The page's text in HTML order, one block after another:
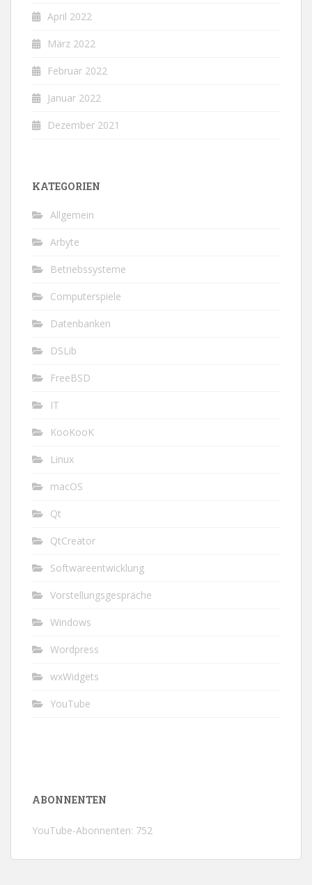
April 2022
März 2022
Februar 2022
Januar 2022
Dezember 2021
KATEGORIEN
Allgemein
Arbyte
Betriebssysteme
Computerspiele
Datenbanken
DSLib
FreeBSD
IT
KooKooK
Linux
macOS
Qt
QtCreator
Softwareentwicklung
Vorstellungsgespräche
Windows
Wordpress
wxWidgets
YouTube
ABONNENTEN
YouTube-Abonnenten: 752